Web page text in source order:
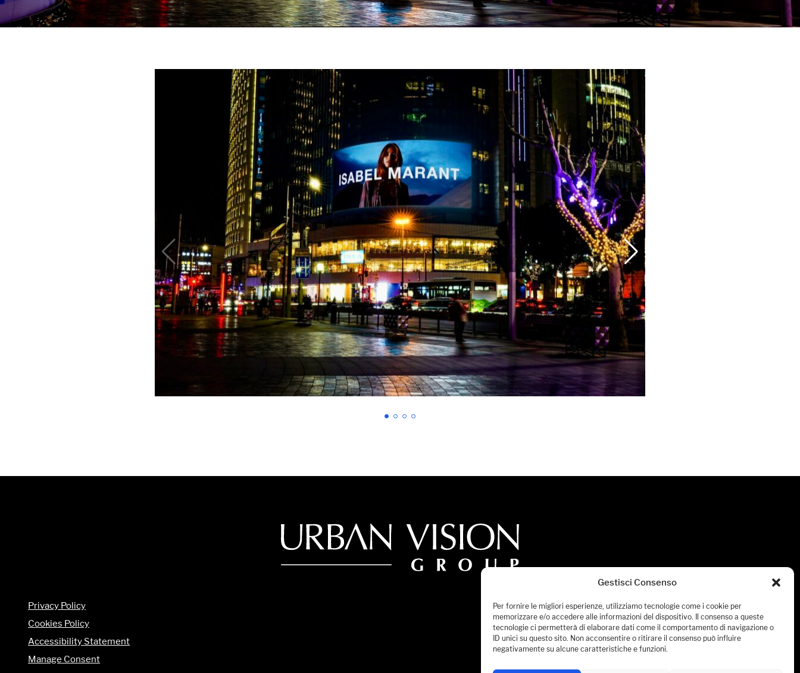
Gestisci Consenso
Per fornire le migliori esperienze, utilizziamo tecnologie come i cookie per
memorizzare e/o accedere alle informazioni del dispositivo. Il consenso a queste
tecnologie ci permetterà di elaborare dati come il comportamento di navigazione o
ID unici su questo sito. Non acconsentire o ritirare il consenso può influire
negativamente su alcune caratteristiche e funzioni.
Privacy Policy
Cookies Policy
Accessibility Statement
Manage Consent